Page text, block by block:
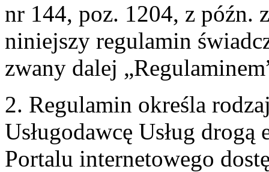
nr 144, poz. 1204, z późn.
niniejszy regulamin
zwany dalej
2. Regulamin określa
Usługodawcę Usług
Portalu internetowego